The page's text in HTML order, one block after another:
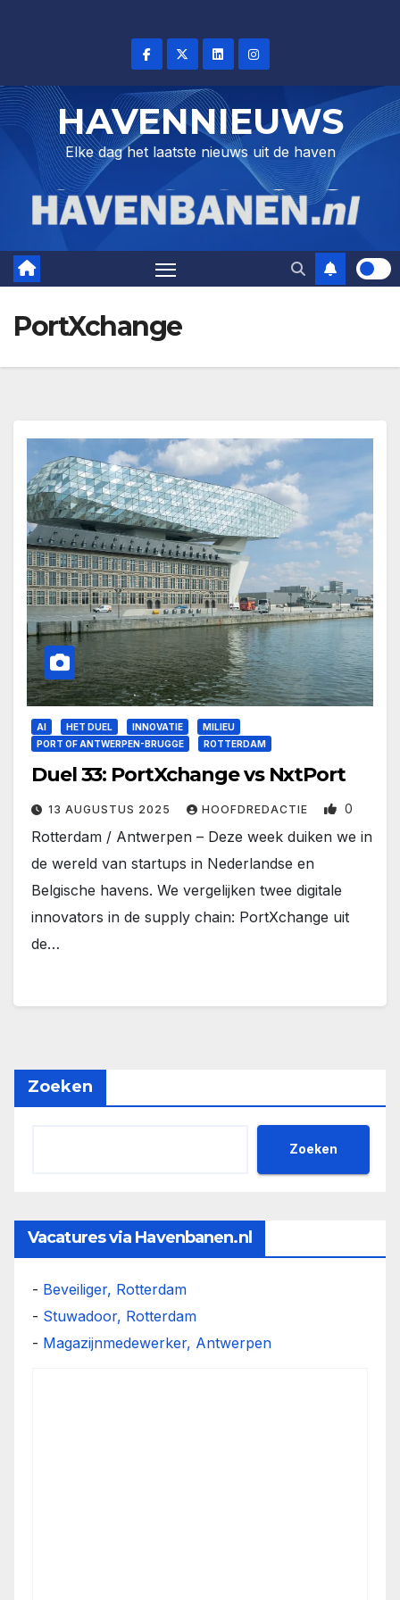
HAVENNIEUWS
Elke dag het laatste nieuws uit de haven
PortXchange
AI HET DUEL INNOVATIE
MILIEU
PORT OF ANTWERPEN-BRUGGE
ROTTERDAM
Duel 33: PortXchange vs NxtPort
13 AUGUSTUS 2025 HOOFDREDACTIE 0
Rotterdam / Antwerpen – Deze week duiken we in
de wereld van startups in Nederlandse en
Belgische havens. We vergelijken twee digitale
innovators in de supply chain: PortXchange uit
de…
Zoeken
Zoeken
Vacatures via Havenbanen.nl
- Beveiliger, Rotterdam
- Stuwadoor, Rotterdam
- Magazijnmedewerker, Antwerpen